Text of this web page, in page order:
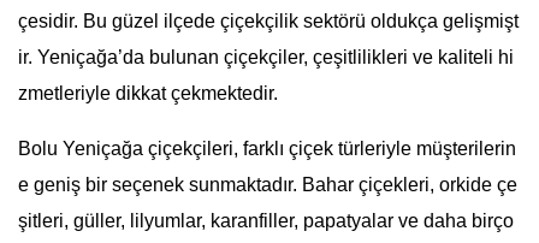
çesidir. Bu güzel ilçede çiçekçilik sektörü oldukça gelişmişt
ir. Yeniçağa’da bulunan çiçekçiler, çeşitlilikleri ve kaliteli hi
zmetleriyle dikkat çekmektedir.
Bolu Yeniçağa çiçekçileri, farklı çiçek türleriyle müşterilerin
e geniş bir seçenek sunmaktadır. Bahar çiçekleri, orkide çe
şitleri, güller, lilyumlar, karanfiller, papatyalar ve daha birço